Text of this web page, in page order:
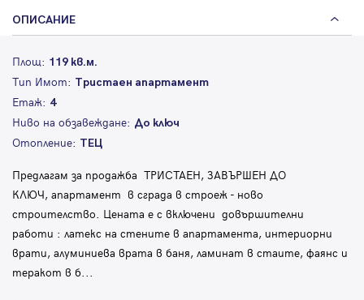
ОПИСАНИЕ
Площ: 119 кв.м.
Тип Имот: Тристаен апартамент
Етаж: 4
Ниво на обзавеждане: До ключ
Отопление: ТЕЦ
Предлагам за продажба ТРИСТАЕН, ЗАВЪРШЕН ДО
КЛЮЧ, апартамент в сграда в строеж - ново
строителство. Цената е с включени довършителни
работи : латекс на стените в апартамента, интериорни
врати, алуминиева врата в баня, ламинат в стаите, фаянс и
теракот в б...